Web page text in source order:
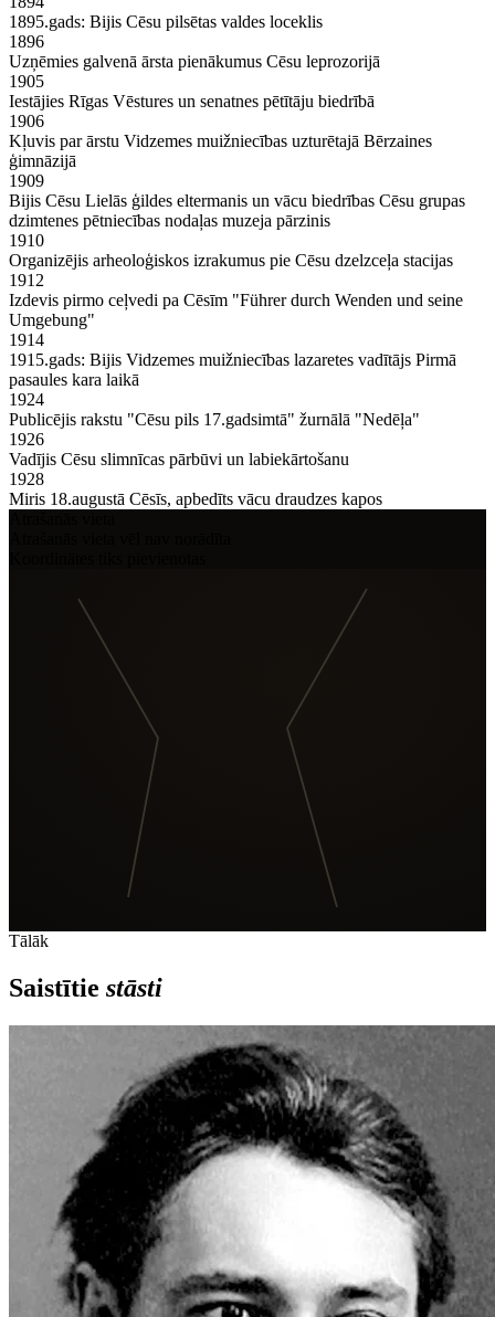
1895.gads: Bijis Cēsu pilsētas valdes loceklis
1896
Uzņēmies galvenā ārsta pienākumus Cēsu leprozorijā
1905
Iestājies Rīgas Vēstures un senatnes pētītāju biedrībā
1906
Kļuvis par ārstu Vidzemes muižniecības uzturētajā Bērzaines
ģimnāzijā
1909
Bijis Cēsu Lielās ģildes eltermanis un vācu biedrības Cēsu grupas
dzimtenes pētniecības nodaļas muzeja pārzinis
1910
Organizējis arheoloģiskos izrakumus pie Cēsu dzelzceļa stacijas
1912
Izdevis pirmo ceļvedi pa Cēsīm "Führer durch Wenden und seine
Umgebung"
1914
1915.gads: Bijis Vidzemes muižniecības lazaretes vadītājs Pirmā
pasaules kara laikā
1924
Publicējis rakstu "Cēsu pils 17.gadsimtā" žurnālā "Nedēļa"
1926
Vadījis Cēsu slimnīcas pārbūvi un labiekārtošanu
1928
Miris 18.augustā Cēsīs, apbedīts vācu draudzes kapos
Tālāk
Saistītie stāsti